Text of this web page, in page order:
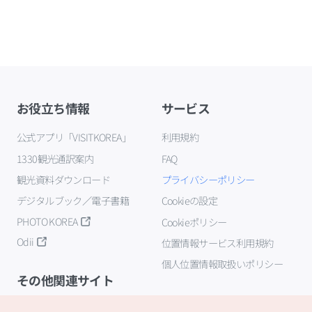
お役立ち情報
公式アプリ「VISITKOREA」
1330観光通訳案内
観光資料ダウンロード
デジタルブック／電子書籍
PHOTO KOREA
Odii
サービス
利用規約
FAQ
プライバシーポリシー
Cookieの設定
Cookieポリシー
位置情報サービス利用規約
個人位置情報取扱いポリシー
その他関連サイト